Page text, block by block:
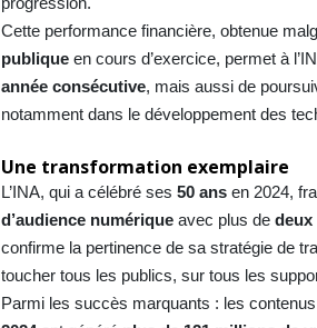
Cette performance financière, obtenue
publique en cours d’exercice, permet à
année consécutive, mais aussi de
notamment dans le développement des
Une transformation exemplaire
L’INA, qui a célébré ses50 ans en 2024,
d’audience numériqueavec plus dedeux
confirme la pertinence de sa stratégie de
toucher tous les publics, sur tous les
Parmi les succès marquants : les